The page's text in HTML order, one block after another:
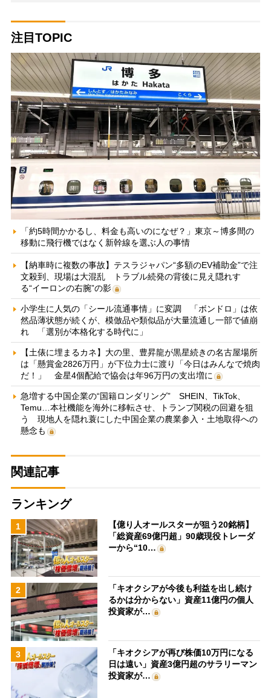
注目TOPIC
「約5時間かかるし、料金も高いのになぜ？」東京～博多間の
移動に飛行機ではなく新幹線を選ぶ人の事情
【納車時に複数の事故】テスラジャパン“多額のEV補助金”で注
文殺到、現場は大混乱 トラブル続発の背後に見え隠れす
る“イーロンの右腕”の影
小学生に人気の「シール流通事情」に変調 「ボンドロ」は依
然品薄状態が続くが、模倣品や類似品が大量流通し一部で値崩
れ 「選別が本格化する時代に」
【土俵に埋まるカネ】大の里、豊昇龍が黒星続きの名古屋場所
は「懸賞金2826万円」が下位力士に渡り「今日はみんなで焼肉
だ！」 金星4個配給で協会は年96万円の支出増に
急増する中国企業の“国籍ロンダリング” SHEIN、TikTok、
Temu…本社機能を海外に移転させ、トランプ関税の回避を狙
う 現地人を隠れ蓑にした中国企業の農業参入・土地取得への
懸念も
関連記事
ランキング
1
【億り人オールスターが狙う20銘柄】
「総資産69億円超」90歳現役トレーダ
ーから“10…
2
「キオクシアが今後も利益を出し続け
るかは分からない」資産11億円の個人
投資家が…
3
「キオクシアが再び株価10万円になる
日は遠い」資産3億円超のサラリーマン
投資家が…